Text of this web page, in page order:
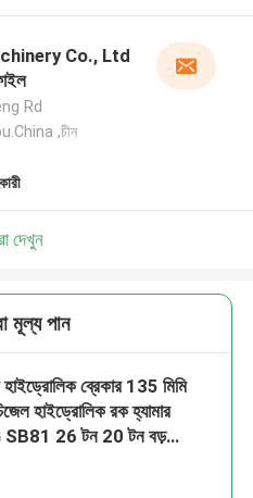
Co., Ltd
Rd
,চীন
দেখুন
মূল্য পান
হাইড্রোলিক ব্রেকার 135 মিমি
হাইড্রোলিক রক হ্যামার
SB81 26 টন 20 টন বড়